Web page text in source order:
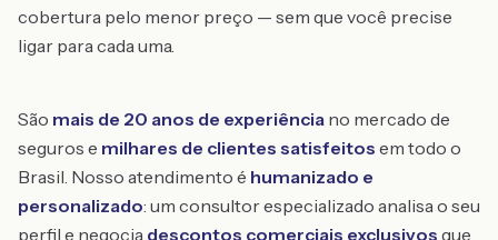
cobertura pelo menor preço — sem que você precise
ligar para cada uma.
São mais de 20 anos de experiência no mercado de
seguros e milhares de clientes satisfeitos em todo o
Brasil. Nosso atendimento é humanizado e
personalizado: um consultor especializado analisa o seu
perfil e negocia descontos comerciais exclusivos que